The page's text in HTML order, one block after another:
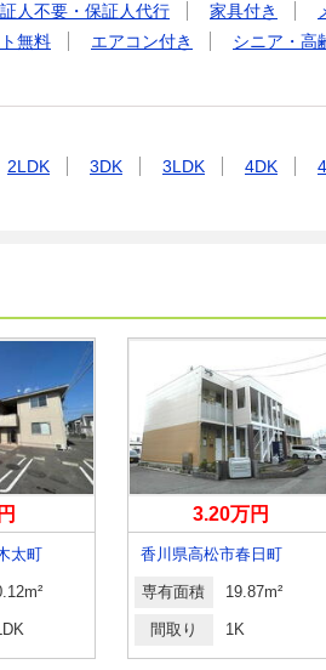
人不要・保証人代行 家具付き
無料 エアコン付き
シニア・高
2LDK 3DK 3LDK 4DK
太町
3.20万円
香川県高松市春日町
専有面積 19.87m²
間取り 1K